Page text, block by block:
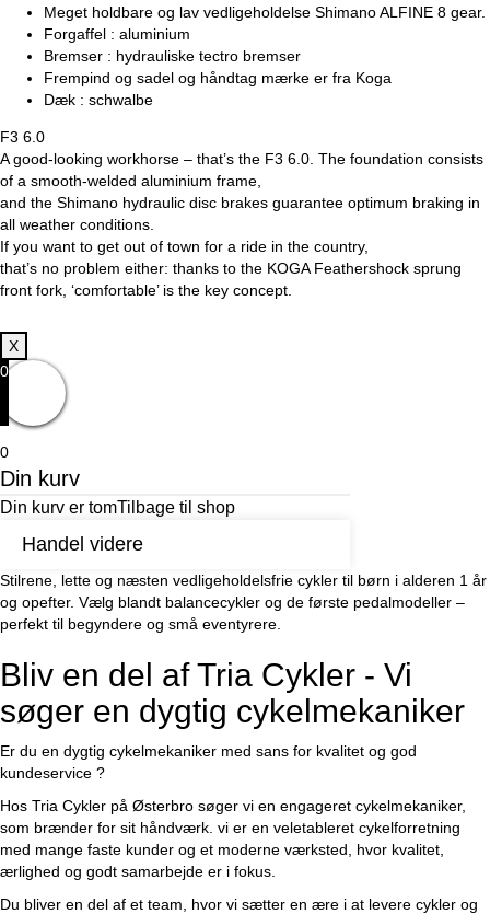
Meget holdbare og lav vedligeholdelse Shimano ALFINE 8 gear.
Forgaffel : aluminium
Bremser : hydrauliske tectro bremser
Frempind og sadel og håndtag mærke er fra Koga
Dæk : schwalbe
F3 6.0
A good-looking workhorse – that’s the F3 6.0. The foundation consists
of a smooth-welded aluminium frame,
and the Shimano hydraulic disc brakes guarantee optimum braking in
all weather conditions.
If you want to get out of town for a ride in the country,
that’s no problem either: thanks to the KOGA Feathershock sprung
front fork, ‘comfortable’ is the key concept.
X
0
0
Din kurv
Din kurv er tomTilbage til shop
Handel videre
Stilrene, lette og næsten vedligeholdelsfrie cykler til børn i alderen 1 år
og opefter. Vælg blandt balancecykler og de første pedalmodeller –
perfekt til begyndere og små eventyrere.
Bliv en del af Tria Cykler - Vi
søger en dygtig cykelmekaniker
Er du en dygtig cykelmekaniker med sans for kvalitet og god
kundeservice ?
Hos Tria Cykler på Østerbro søger vi en engageret cykelmekaniker,
som brænder for sit håndværk. vi er en veletableret cykelforretning
med mange faste kunder og et moderne værksted, hvor kvalitet,
ærlighed og godt samarbejde er i fokus.
Du bliver en del af et team, hvor vi sætter en ære i at levere cykler og